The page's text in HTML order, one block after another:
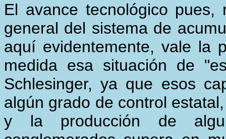
El avance tecnológico
general del sistema de
aquí evidentemente, vale la
medida esa situación de
Schlesinger, ya que esos
algún grado de control
y la producción de